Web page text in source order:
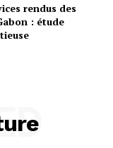
rendus des
: étude